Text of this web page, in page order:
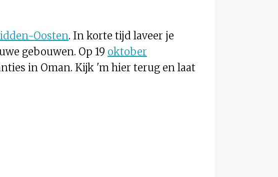
Oosten. In korte tijd laveer je
gebouwen. Op 19 oktober
in Oman. Kijk 'm hier terug en laat